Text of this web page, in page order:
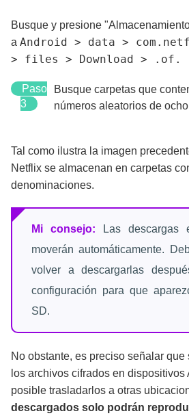
Busque y presione
a Android > data >
> files > Download > .of.
Paso
3
Busque carpetas que
números aleatorios de
Tal como ilustra la imagen
Netflix se almacenan en carpetas
denominaciones.
Mi consejo: Las descargas
moverán automáticamente.
volver a descargarlas
configuración para que
SD.
No obstante, es preciso señalar
los archivos cifrados en
posible trasladarlos a otras
descargados solo podrán